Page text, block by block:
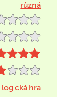
různá
logická hra